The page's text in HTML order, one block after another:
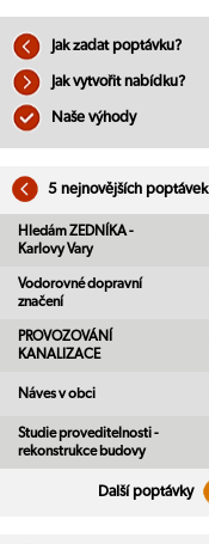
Jak zadat poptávku?
Jak vytvořit nabídku?
Naše výhody
5 nejnovějších poptávek
Hledám ZEDNÍKA -
Karlovy Vary
Vodorovné dopravní
značení
PROVOZOVÁNÍ
KANALIZACE
Náves v obci
Studie proveditelnosti -
rekonstrukce budovy
Další poptávky